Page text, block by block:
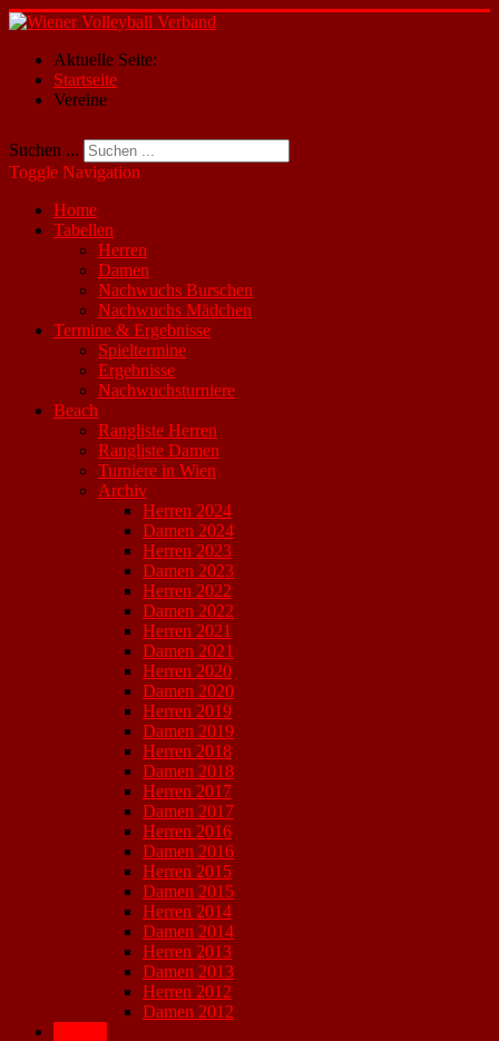
Aktuelle Seite:
Startseite
Vereine
Suchen ...
Toggle Navigation
Home
Tabellen
Herren
Damen
Nachwuchs Burschen
Nachwuchs Mädchen
Termine & Ergebnisse
Spieltermine
Ergebnisse
Nachwuchsturniere
Beach
Rangliste Herren
Rangliste Damen
Turniere in Wien
Archiv
Herren 2024
Damen 2024
Herren 2023
Damen 2023
Herren 2022
Damen 2022
Herren 2021
Damen 2021
Herren 2020
Damen 2020
Herren 2019
Damen 2019
Herren 2018
Damen 2018
Herren 2017
Damen 2017
Herren 2016
Damen 2016
Herren 2015
Damen 2015
Herren 2014
Damen 2014
Herren 2013
Damen 2013
Herren 2012
Damen 2012